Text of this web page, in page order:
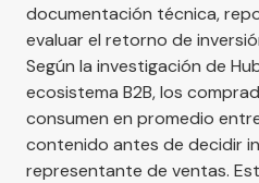
documentación técnica,
evaluar el retorno de
Según la investigación de
ecosistema B2B, los
consumen en promedio
contenido antes de decidir
representante de ventas.